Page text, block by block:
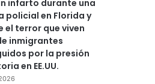
infarto durante una
policial en Florida y
el terror que viven
inmigrantes
por la presión
en EE.UU.